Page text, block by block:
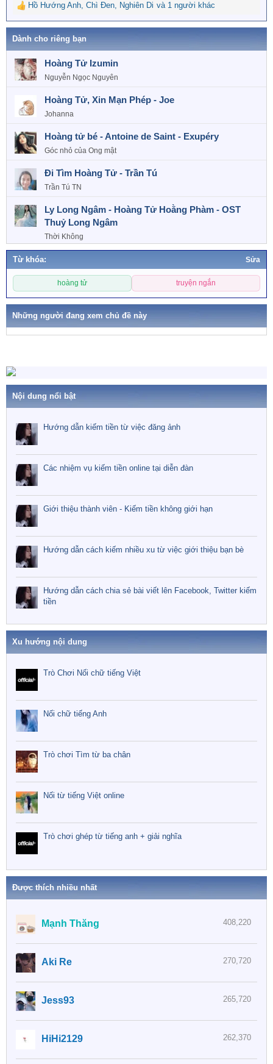
R
e
c
t
i
o
n
Hồ Hướng Anh, Chì Đen, Nghiên Di và 1 người khác
Dành cho riêng bạn
Hoàng Tử Izumin
Nguyễn Ngọc Nguyên
Hoàng Tử, Xin Mạn Phép - Joe
Johanna
Hoàng tử bé - Antoine de Saint - Exupéry
Góc nhỏ của Ong mật
Đi Tìm Hoàng Tử - Trần Tú
Trần Tú TN
Ly Long Ngâm - Hoàng Tử Hoằng Phàm - OST
Thuỷ Long Ngâm
Thời Không
Từ khóa: Sửa
k
ó
a
hoàng tử truyện ngắn
Những người đang xem chủ đề này
Nội dung nổi bật
Hướng dẫn kiếm tiền từ việc đăng ảnh
Các nhiệm vụ kiếm tiền online tại diễn đàn
Giới thiệu thành viên - Kiếm tiền không giới hạn
Hướng dẫn cách kiếm nhiều xu từ việc giới thiệu bạn bè
Hướng dẫn cách chia sẻ bài viết lên Facebook, Twitter kiếm
tiền
Xu hướng nội dung
Trò Chơi Nối chữ tiếng Việt
Nối chữ tiếng Anh
Trò chơi Tìm từ ba chân
Nối từ tiếng Việt online
Trò chơi ghép từ tiếng anh + giải nghĩa
Được thích nhiều nhất
408,220
Mạnh Thăng
270,720
Aki Re
265,720
Jess93
262,370
HiHi2129